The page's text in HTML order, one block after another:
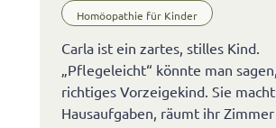
Homöopathie für Kinder
Carla ist ein zartes, stilles Kind.
„Pflegeleicht“ könnte man
richtiges Vorzeigekind. Sie
Hausaufgaben, räumt ihr